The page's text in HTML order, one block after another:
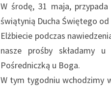
W środę, 31 maja,
świątynią Ducha Świętego
Elżbiecie podczas
nasze prośby składamy
Pośredniczką u Boga.
W tym tygodniu wchodzimy